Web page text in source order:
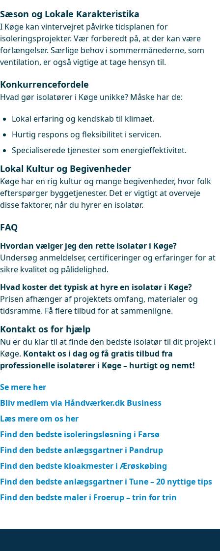
Sæson og Lokale Karakteristika
I Køge kan vintervejret påvirke tidsplanen for
isoleringsprojekter. Vær forberedt på, at der kan være
forlængelser. Særlige behov i sommermånederne, som
ventilation, er også vigtige at tage hensyn til.
Konkurrencefordele
Hvad gør isolatører i Køge unikke? Måske har de:
Lokal erfaring og kendskab til klimaet.
Hurtig respons og fleksibilitet i servicen.
Specialiserede tjenester som energieffektivitet.
Lokal Kultur og Begivenheder
Køge har en rig kultur og mange begivenheder, hvor folk
efterspørger byggetjenester. Det er vigtigt at overveje
disse faktorer, når du hyrer en isolatør.
FAQ
Hvordan vælger jeg den rette isolatør i Køge?
Undersøg anmeldelser, certificeringer og erfaringer for at
sikre kvalitet og pålidelighed.
Hvad koster det typisk at hyre en isolatør i Køge?
Prisen afhænger af projektets omfang, materialer og
tidsramme. Få flere tilbud for at sammenligne.
Kontakt os for hjælp
Nu er du klar til at finde den bedste isolatør til dit projekt i
Køge. Kontakt os i dag og få gratis tilbud fra
professionelle isolatører i Køge – hurtigt og nemt!
Se mere her
Bliv medlem via Håndværker.dk Business
Læs mere om os her
Find den bedste isoleringsløsning i Farsø
Find den bedste anlægsgartner i Pandrup
Find den bedste kloakmester i Ærøskøbing
Find den bedste anlægsgartner i Tune – 20 nyttige tips
Find den bedste maler i Froerup – trin for trin